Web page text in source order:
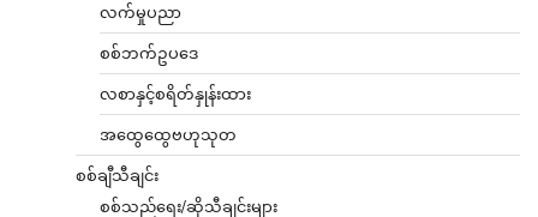
လက်မှုပညာ
စစ်ဘက်ဥပဒေ
လစာနှင့်စရိတ်နှုန်းထား
အထွေထွေဗဟုသုတ
စစ်ချီသီချင်း
စစ်သည်ရေး/ဆိုသီချင်းများ